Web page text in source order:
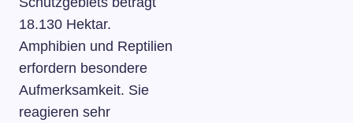
18.130 Hektar.
Amphibien und Reptilien
erfordern besondere
Aufmerksamkeit. Sie
reagieren sehr